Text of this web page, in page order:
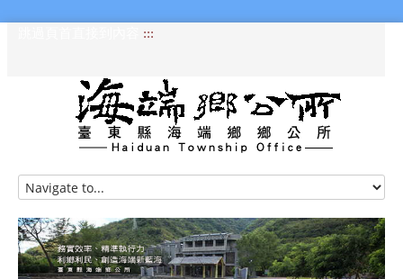
:::
HOME
訊息專區
認識海端